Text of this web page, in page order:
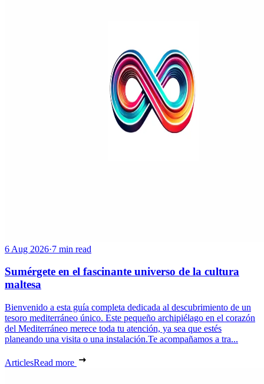
6 Aug 2026·7 min read
Sumérgete en el fascinante universo de la cultura
maltesa
Bienvenido a esta guía completa dedicada al descubrimiento de un
tesoro mediterráneo único. Este pequeño archipiélago en el corazón
del Mediterráneo merece toda tu atención, ya sea que estés
planeando una visita o una instalación.Te acompañamos a tra...
ArticlesRead more